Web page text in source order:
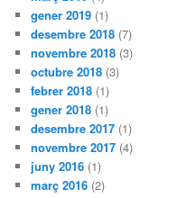
gener 2019 (1)
desembre 2018 (7)
novembre 2018 (3)
octubre 2018 (3)
febrer 2018 (1)
gener 2018 (1)
desembre 2017 (1)
novembre 2017 (4)
juny 2016 (1)
març 2016 (2)